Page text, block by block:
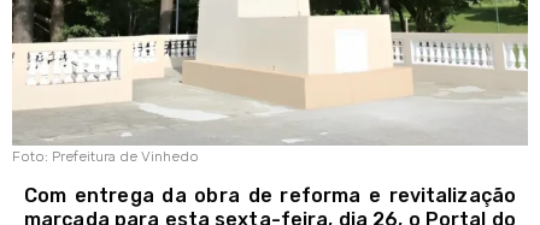
Foto: Prefeitura de Vinhedo
Com entrega da obra de reforma e revitalização
marcada para esta sexta-feira, dia 26, o Portal do